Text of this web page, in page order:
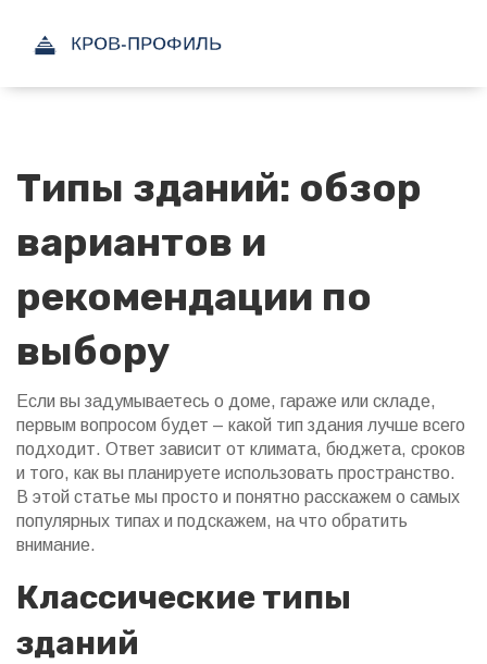
Типы зданий: обзор
вариантов и
рекомендации по
выбору
Если вы задумываетесь о доме, гараже или складе,
первым вопросом будет – какой тип здания лучше всего
подходит. Ответ зависит от климата, бюджета, сроков
и того, как вы планируете использовать пространство.
В этой статье мы просто и понятно расскажем о самых
популярных типах и подскажем, на что обратить
внимание.
Классические типы
зданий